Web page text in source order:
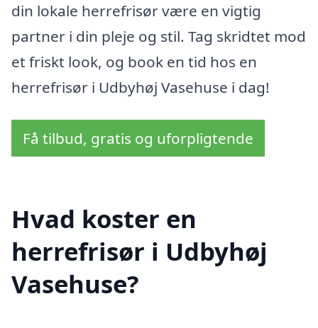
din lokale herrefrisør være en vigtig
partner i din pleje og stil. Tag skridtet mod
et friskt look, og book en tid hos en
herrefrisør i Udbyhøj Vasehuse i dag!
Få tilbud, gratis og uforpligtende
Hvad koster en
herrefrisør i Udbyhøj
Vasehuse?